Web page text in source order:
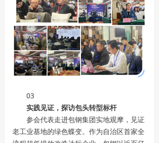
03
实践见证，探访包头转型标杆
参会代表走进包钢集团实地观摩，见证
老工业基地的绿色蝶变。作为自治区首家全